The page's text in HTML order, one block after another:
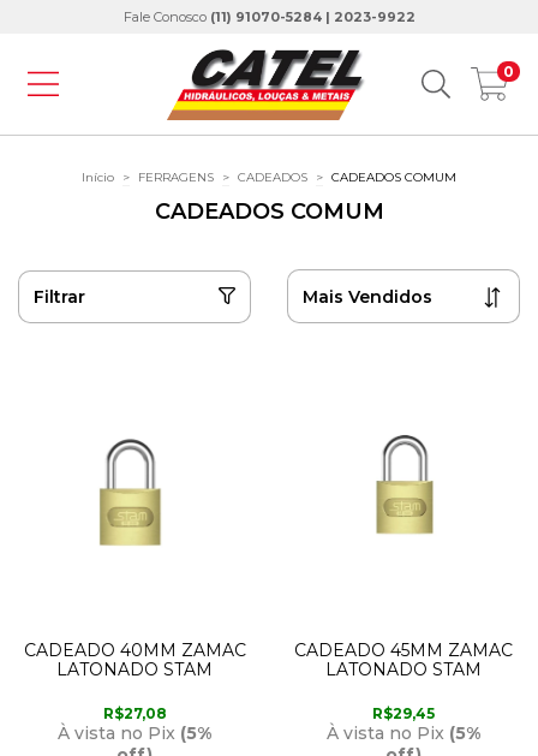
Fale Conosco (11) 91070-5284 | 2023-9922
0
Início > FERRAGENS > CADEADOS > CADEADOS COMUM
CADEADOS COMUM
Filtrar
CADEADO 40MM ZAMAC
LATONADO STAM
R$27,08
À vista no Pix (5%
CADEADO 45MM ZAMAC
LATONADO STAM
R$29,45
À vista no Pix (5%